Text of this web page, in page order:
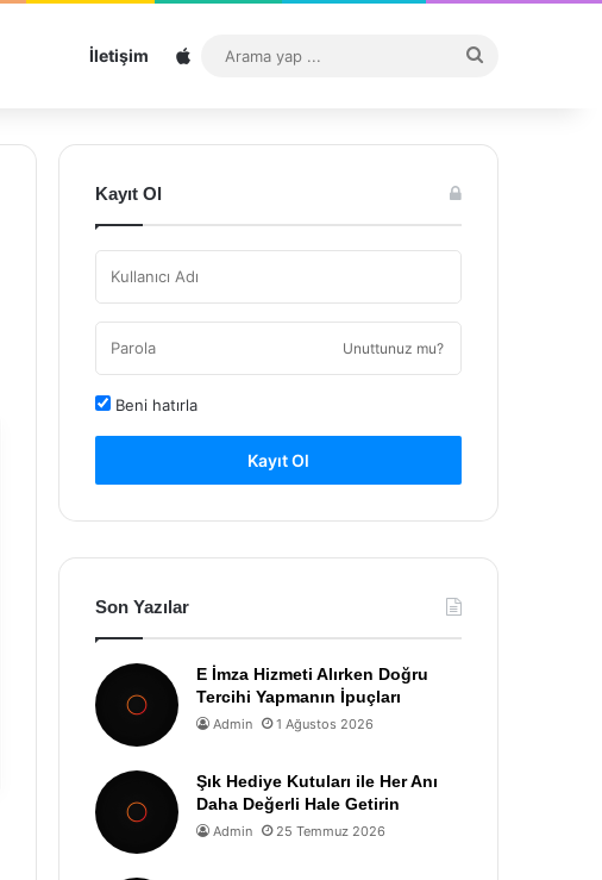
İletişim Sitemap
...
Kayıt Ol
Unuttunuz mu?
Beni hatırla
Kayıt Ol
Son Yazılar
E İmza Hizmeti Alırken Doğru
Tercihi Yapmanın İpuçları
Admin 1 Ağustos 2026
Şık Hediye Kutuları ile Her Anı
Daha Değerli Hale Getirin
Admin 25 Temmuz 2026